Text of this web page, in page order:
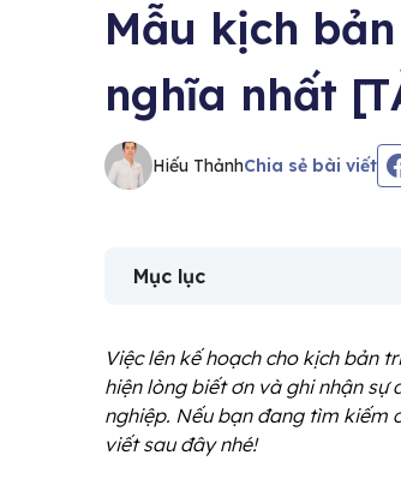
Mẫu kịch
nghĩa nhất
Hiếu ThảnhChia sẻ bài viết
Mục lục
Việc lên kế hoạch cho kịch bản
hiện lòng biết ơn và ghi nhận sự
nghiệp. Nếu bạn đang tìm kiếm
viết sau đây nhé!